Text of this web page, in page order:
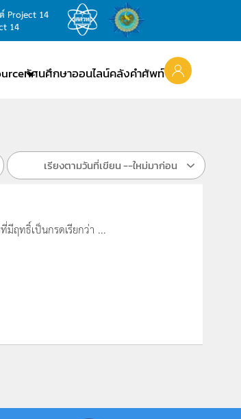
Project 14
14
ทัศนศึกษาออนไลน์คลังคำศัพท์
เรียงตามวันที่เขียน --ใหม่มาก่อน
ฤทธิ์เป็นกรดเรียกว่า ...